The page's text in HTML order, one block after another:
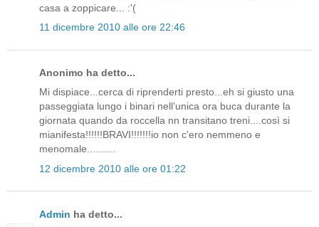
casa a zoppicare... :'(
11 dicembre 2010 alle ore 22:46
Anonimo ha detto...
Mi dispiace...cerca di riprenderti presto...eh si giusto una
passeggiata lungo i binari nell'unica ora buca durante la
giornata quando da roccella nn transitano treni....così si
mianifesta!!!!!!BRAVI!!!!!!!io non c'ero nemmeno e
menomale..........
12 dicembre 2010 alle ore 01:22
Admin ha detto...